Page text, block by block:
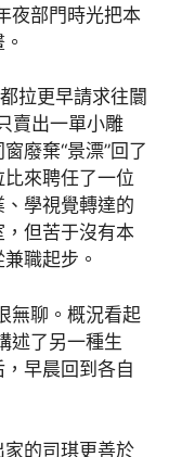
夜部門時光把本
拉更早請求往闤
賣出一單小雕
廢棄“景漂”回了
來聘任了一位
學視覺轉達的
但苦于沒有本
職起步。
無聊。概況看起
述了另一種生
早晨回到各自
的司琪更善於